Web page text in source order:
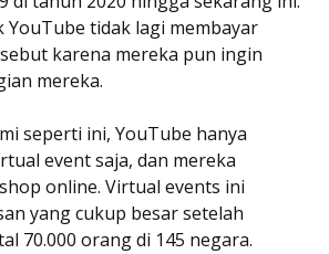
YouTube tidak lagi membayar
karena mereka pun ingin
mereka.
seperti ini, YouTube hanya
event saja, dan mereka
online. Virtual events ini
yang cukup besar setelah
70.000 orang di 145 negara.